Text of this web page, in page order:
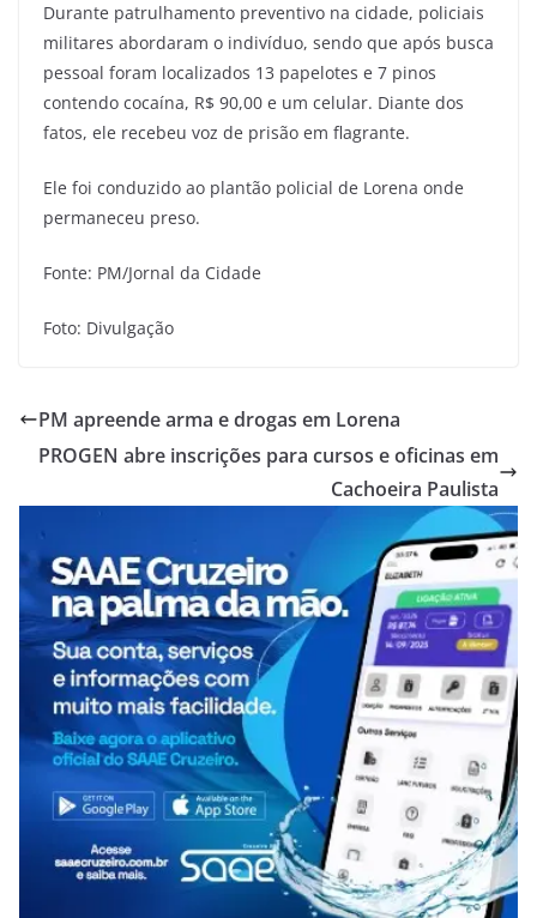
Durante patrulhamento preventivo na cidade, policiais
militares abordaram o indivíduo, sendo que após busca
pessoal foram localizados 13 papelotes e 7 pinos
contendo cocaína, R$ 90,00 e um celular. Diante dos
fatos, ele recebeu voz de prisão em flagrante.
Ele foi conduzido ao plantão policial de Lorena onde
permaneceu preso.
Fonte: PM/Jornal da Cidade
Foto: Divulgação
PM apreende arma e drogas em Lorena
PROGEN abre inscrições para cursos e oficinas em
Cachoeira Paulista